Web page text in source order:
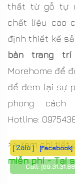
thất từ gỗ tự
chất liệu cao
định thiết kế
bàn trang trí
Morehome để
để đem lại sự
phong
Hotline:
>> Xem chi tiết
miễn phí - Tại
[ Zalo ] [Facebook]
Call: